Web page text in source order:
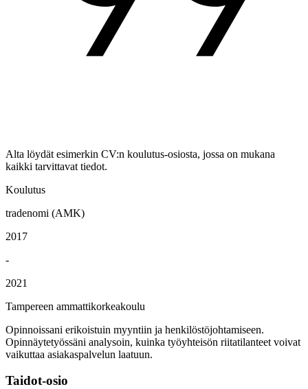
Alta löydät esimerkin CV:n koulutus-osiosta, jossa on mukana
kaikki tarvittavat tiedot.
Koulutus
tradenomi (AMK)
2017
-
2021
Tampereen ammattikorkeakoulu
Opinnoissani erikoistuin myyntiin ja henkilöstöjohtamiseen.
Opinnäytetyössäni analysoin, kuinka työyhteisön riitatilanteet voivat
vaikuttaa asiakaspalvelun laatuun.
Taidot-osio